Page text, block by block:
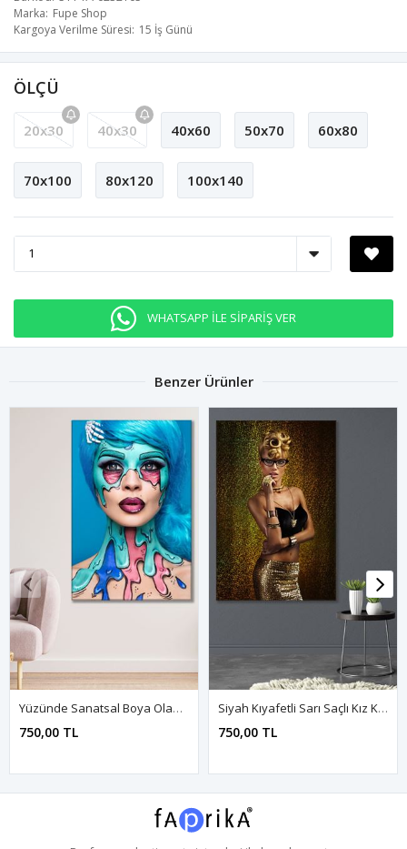
Marka Fupe Shop
Kargoya Verilme Süresi 15 İş Günü
ÖLÇÜ
20x30 40x30 40x60 50x70 60x80
70x100 80x120 100x140
WHATSAPP İLE SİPARİŞ VER
Benzer Ürünler
Yüzünde Sanatsal Boya Olan Kadın Kanvas Duvar Tablo 3322473
750,00 TL
Siyah Kıyafetli Sarı Saçlı Kız Kanvas Duvar Tablo 3322663
750,00 TL